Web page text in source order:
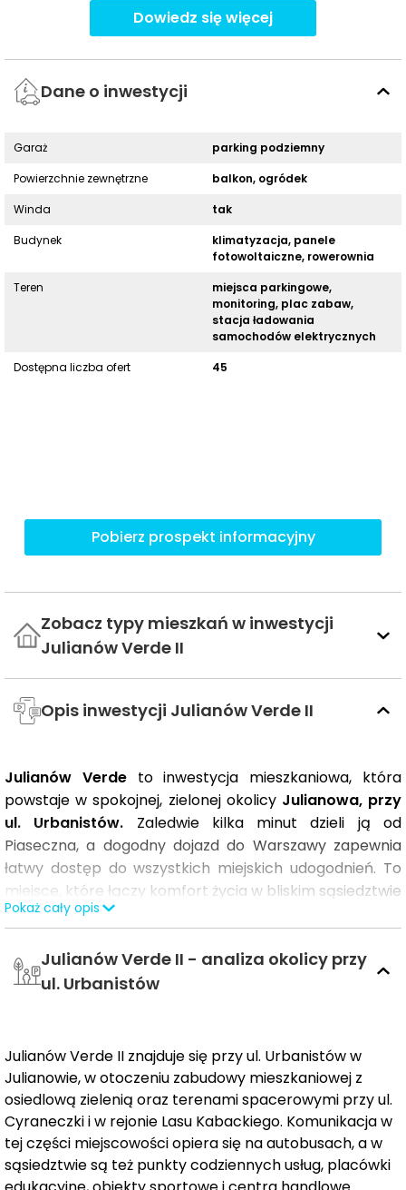
Dowiedz się więcej
Dane o inwestycji
Garaż
parking podziemny
Powierzchnie zewnętrzne
balkon, ogródek
Winda
tak
Budynek
klimatyzacja, panele
fotowoltaiczne, rowerownia
Teren
miejsca parkingowe,
monitoring, plac zabaw,
stacja ładowania
samochodów elektrycznych
Dostępna liczba ofert
45
Pobierz prospekt informacyjny
Zobacz typy mieszkań w inwestycji
Julianów Verde II
Opis inwestycji Julianów Verde II
Julianów Verdeto inwestycja mieszkaniowa, która
powstaje w spokojnej, zielonej okolicy Julianowa, przy
ul. Urbanistów. Zaledwie kilka minut dzieli ją od
Piaseczna, a dogodny dojazd do Warszawy zapewnia
łatwy dostęp do wszystkich miejskich udogodnień. To
miejsce, które łączy komfort życia w bliskim sąsiedztwie
natury z dostępem do miasta.
Mieszkania dopasowane do różnych potrzeb
Projekt Julianów Verde obejmuje
trzy
budynek z 43 lokalami, zaprojektowanymi z myślą o
różnych potrzebach mieszkańców. W ofercie znajdują
się zarównomieszkania 2-pokojowe o powierzchni
od 37 m²,jak i 3-pokojowe od 49 m². Układ mieszkań
jest funkcjonalny, a przestrzenie zostały dostosowane
do potrzeb singli, par oraz rodzin. Nowoczesne
wykończenie, w tymokna trzyszyboweoraz
Pokaż cały opis
Julianów Verde II - analiza okolicy przy
ul. Urbanistów
Julianów Verde II znajduje się przy ul. Urbanistów w
Julianowie, w otoczeniu zabudowy mieszkaniowej z
osiedlową zielenią oraz terenami spacerowymi przy ul.
Cyraneczki i w rejonie Lasu Kabackiego. Komunikacja w
tej części miejscowości opiera się na autobusach, a w
sąsiedztwie są też punkty codziennych usług, placówki